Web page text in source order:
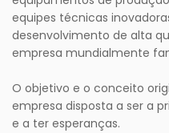
equipes técnicas
desenvolvimento de alta
empresa mundialmente
O objetivo e o conceito
empresa disposta a ser a
e a ter esperanças.